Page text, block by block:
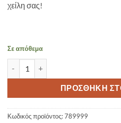
χείλη σας!
Σε απόθεμα
ΠΡΟΣΘΉΚΗ
Κωδικός προϊόντος:789999